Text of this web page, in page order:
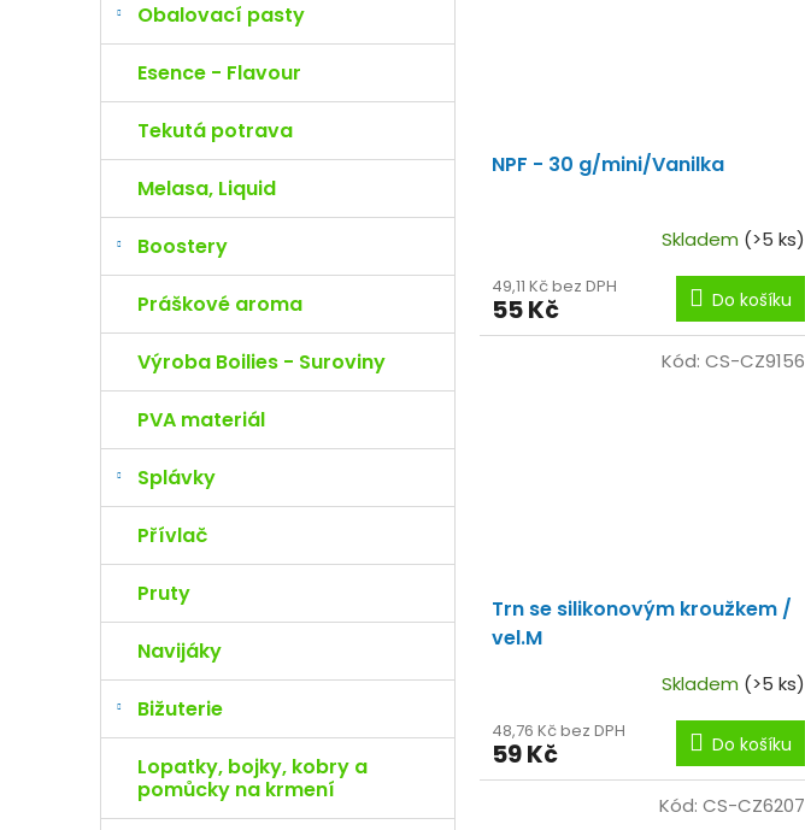
Obalovací pasty
Esence - Flavour
Tekutá potrava
Melasa, Liquid
Boostery
Práškové aroma
Výroba Boilies - Suroviny
PVA materiál
Splávky
Přívlač
Pruty
Navijáky
Bižuterie
Lopatky, bojky, kobry a
pomůcky na krmení
NPF - 30 g/mini/Vanilka
Skladem (>5 ks)
49,11 Kč bez DPH
55 Kč Do košíku
Trn se silikonovým kroužkem /
vel.M
Skladem (>5 ks)
48,76 Kč bez DPH
59 Kč Do košíku
Kód: CS-CZ9156
Kód: CS-CZ6207